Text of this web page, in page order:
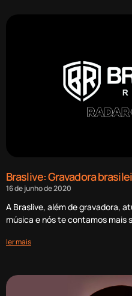
Braslive: Gravadora
16 de junho de 2020
A Braslive, além de gravadora,
música e nós te contamos mais
ler mais